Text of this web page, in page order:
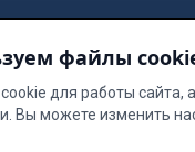
файлы
для работы сайта,
Вы можете изменить